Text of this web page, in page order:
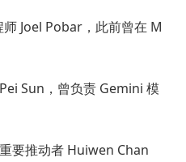
Joel Pobar，此前曾在 M
Sun，曾负责 Gemini 模
要推动者 Huiwen Chan